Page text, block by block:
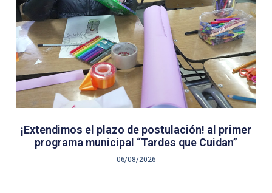
¡Extendimos el plazo de postulación! al primer
programa municipal “Tardes que Cuidan”
06/08/2026